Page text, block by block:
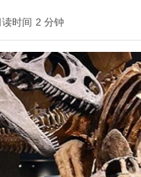
读时间 2 分钟